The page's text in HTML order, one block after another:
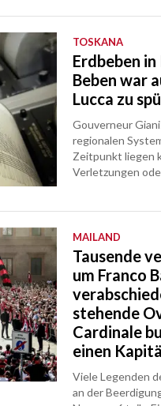
TOSKANA
Erdbeben in
Beben war
Lucca zu
Gouverneur
regionalen
Zeitpunkt liegen
Verletzungen
MAILAND
Tausende
um Franco
stehende
Cardinale
einen
Viele Legenden
an der